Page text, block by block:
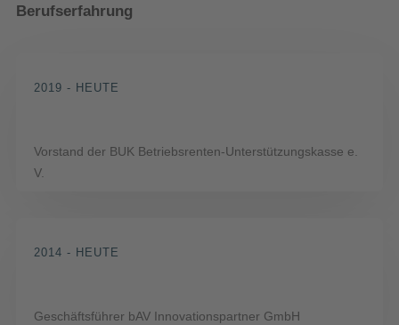
Berufserfahrung
2019 - HEUTE
Vorstand der BUK Betriebsrenten-Unterstützungskasse e.
V.
2014 - HEUTE
Geschäftsführer bAV Innovationspartner GmbH